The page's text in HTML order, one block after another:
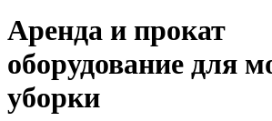
Аренда и прокат
оборудование для
уборки